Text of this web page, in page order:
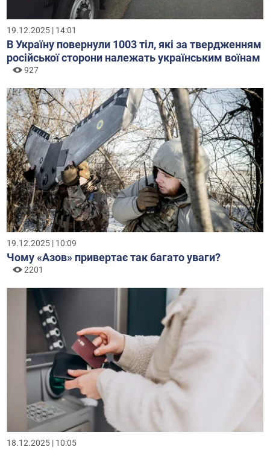
19.12.2025 | 14:01
В Україну повернули 1003 тіл, які за твердженням
російської сторони належать українським воїнам
927
19.12.2025 | 10:09
Чому «Азов» привертає так багато уваги?
2201
18.12.2025 | 10:05